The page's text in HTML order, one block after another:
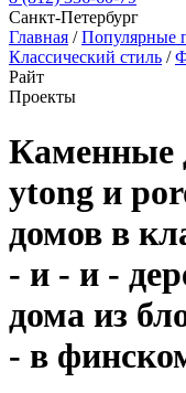
Санкт-Петербург
Главная /Популярные
Классический стиль /
Райт
Проекты
Каменные
ytong и
домов в
- и - и -
дома из
- в